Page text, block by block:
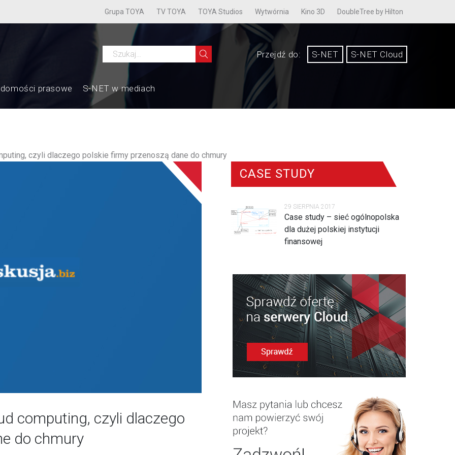
Grupa TOYA TV TOYA TOYA Studios Wytwórnia Kino 3D DoubleTree by Hilton
Przejdź do: S-NET S-NET Cloud
prasowe S-NET w mediach
czyli dlaczego polskie firmy przenoszą dane do chmury
computing, czyli dlaczego
do chmury
CASE STUDY
29 SIERPNIA 2017
Case study – sieć ogólnopolska
dla dużej polskiej instytucji
finansowej